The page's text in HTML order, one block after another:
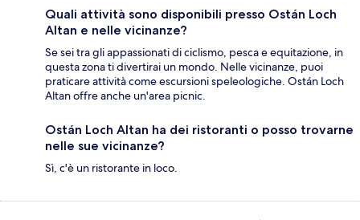
Quali attività sono disponibili presso Ostán Loch
Altan e nelle vicinanze?
Se sei tra gli appassionati di ciclismo, pesca e equitazione, in
questa zona ti divertirai un mondo. Nelle vicinanze, puoi
praticare attività come escursioni speleologiche. Ostán Loch
Altan offre anche un'area picnic.
Ostán Loch Altan ha dei ristoranti o posso trovarne
nelle sue vicinanze?
Sì, c'è un ristorante in loco.